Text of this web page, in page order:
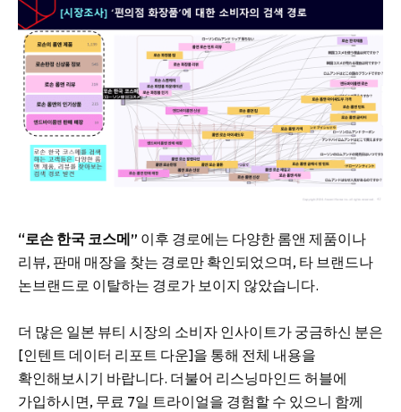
“로손 한국 코스메” 이후 경로에는 다양한 롬앤 제품이나
리뷰, 판매 매장을 찾는 경로만 확인되었으며, 타 브랜드나
논브랜드로 이탈하는 경로가 보이지 않았습니다.
더 많은 일본 뷰티 시장의 소비자 인사이트가 궁금하신 분은
[인텐트 데이터 리포트 다운]을 통해 전체 내용을
확인해보시기 바랍니다. 더불어 리스닝마인드 허블에
가입하시면, 무료 7일 트라이얼을 경험할 수 있으니 함께